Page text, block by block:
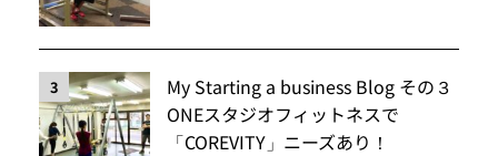
3
My Starting a business Blog その３
ONEスタジオフィットネスで
「COREVITY」ニーズあり！